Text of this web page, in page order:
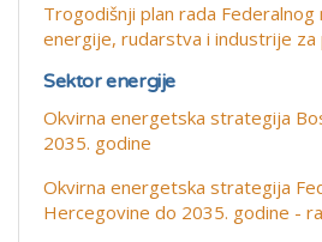
Trogodišnji plan rada
energije, rudarstva i industrije
Sektor energije
Okvirna energetska strategija
2035. godine
Okvirna energetska strategija
Hercegovine do 2035. godine -